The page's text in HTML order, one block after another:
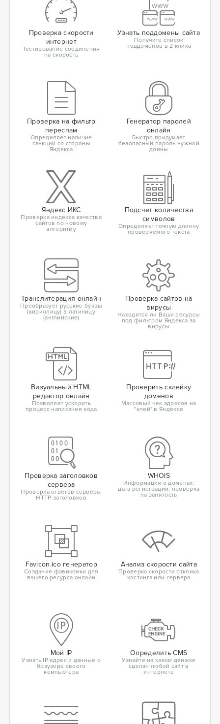
Проверка скорости
интернет
Тестирование соединения
на скорость
Узнать поддомены сайта
Получите список
поддоменов в 2 клика
Проверка на фильтр
переспам
Определяет наличие
санкций со стороны
Яндекса
Генератор паролей
онлайн
Быстро придумает
безопасный пароль нужной
длины
Яндекс ИКС
Проверка индекса качества
сайтов по новому
алгоритму
Подсчет количества
символов
Определяет точную длинну
проверяемого текста
Транслитерация онлайн
Преобразует русские буквы
(кириллицу) в латиницу
(английские)
Проверка сайтов на
вирусы
Находятся ли Ваши ресурсы
под фильтром Яндекса за
вирусы
Визуальный HTML
редактор онлайн
Позволяет ускорить
процесс написания кода
Проверить склейку
доменов
Массовый чек адресов на
"клей" в Яндексе
Проверка заголовков
сервера
Проверка ответов сервера,
HTTP заголовков
WHOIS
Информация о доменах:
дата регистрации, проверка
на занятость
Favicon.ico генератор
Создание фавиконки для
вашего ресурса онлайн
Анализ скорости сайта
Проверка скорости отклика
хостинга или сервера
Мой IP
Узнать IP адрес и данные о
браузере своего
компьютера
Определить CMS
Узнайте на каком движке
сделан любой сайт в
интернете